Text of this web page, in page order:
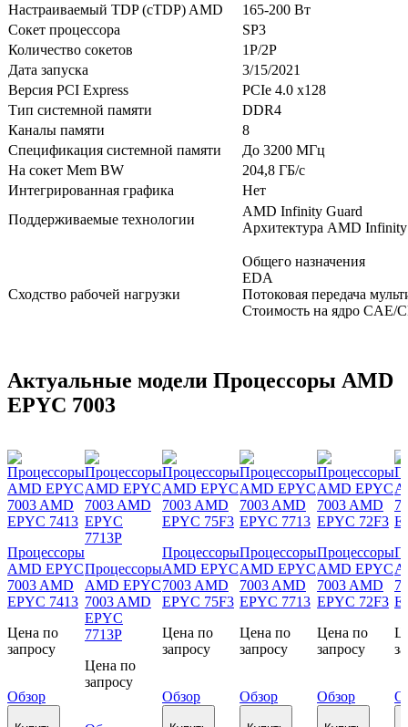
Настраиваемый TDP (cTDP) AMD
165-200 Вт
Сокет процессора
SP3
Количество сокетов
1P/2P
Дата запуска
3/15/2021
Версия PCI Express
PCIe 4.0 x128
Тип системной памяти
DDR4
Каналы памяти
8
Спецификация системной памяти
До 3200 МГц
На сокет Mem BW
204,8 ГБ/с
Интегрированная графика
Нет
Поддерживаемые технологии
AMD Infinity Guard
Архитектура AMD Infinity
Сходство рабочей нагрузки
Общего назначения
EDA
Потоковая передача
Стоимость на ядро CAE/
Актуальные модели Процессоры AMD
EPYC 7003
Процессоры
AMD EPYC
7003 AMD
EPYC 7413
Цена по
запросу
Обзор
Процессоры
AMD EPYC
7003 AMD
EPYC
7713P
Цена по
запросу
Процессоры
AMD EPYC
7003 AMD
EPYC 75F3
Цена по
запросу
Обзор
Процессоры
AMD EPYC
7003 AMD
EPYC 7713
Цена по
запросу
Обзор
Процессоры
AMD EPYC
7003 AMD
EPYC 72F3
Цена по
запросу
Обзор